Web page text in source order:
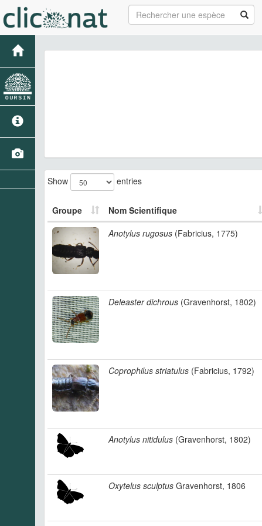
Show entries
Groupe Nom Scientifique
Anotylus rugosus (Fabricius, 1775)
Deleaster dichrous (Gravenhorst, 1802)
Coprophilus striatulus (Fabricius, 1792)
Anotylus nitidulus (Gravenhorst, 1802)
Oxytelus sculptus Gravenhorst, 1806